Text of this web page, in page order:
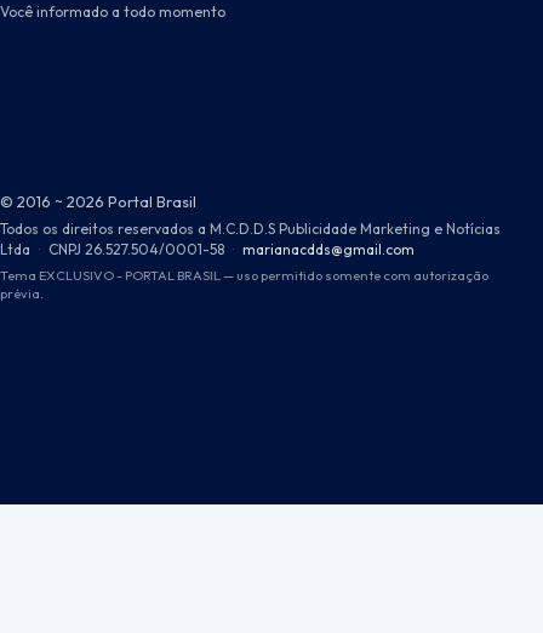
Você informado a todo momento
© 2016 ~ 2026 Portal Brasil
Todos os direitos reservados a M.C.D.D.S Publicidade Marketing e Notícias
Ltda · CNPJ 26.527.504/0001-58 · marianacdds@gmail.com
Tema EXCLUSIVO - PORTAL BRASIL — uso permitido somente com autorização
prévia.